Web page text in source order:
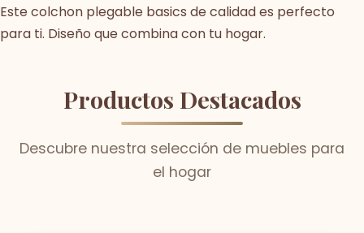
Este colchon plegable basics de calidad es perfecto
para ti. Diseño que combina con tu hogar.
Productos Destacados
Descubre nuestra selección de muebles para
el hogar